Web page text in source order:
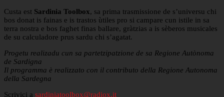
Custa est Sardinia Toolbox, sa prima trasmissione de s’universu chi
bos donat is fainas e is trastos ùtiles pro si campare cun istile in sa
terra nostra e bos faghet finas ballare, gràtzias a is sèberos musicales
de su calculadore prus sardu chi s’agatat.
Progetu realizadu cun sa partetzipatzione de sa Regione Autònoma
de Sardigna
Il programma è realizzato con il contributo della Regione Autonoma
della Sardegna
Scrivici a sardiniatoolbox@radiox.it